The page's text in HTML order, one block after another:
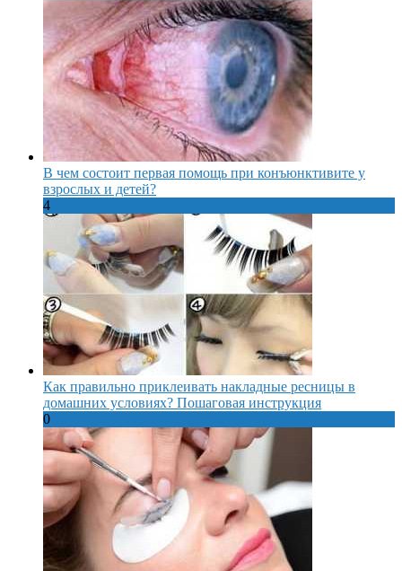
В чем состоит первая помощь при конъюнктивите у
взрослых и детей?
4
Как правильно приклеивать накладные ресницы в
домашних условиях? Пошаговая инструкция
0